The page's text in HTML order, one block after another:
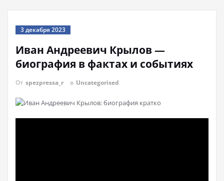
3 декабря 2023
Иван Андреевич Крылов —
биография в фактах и событиях
От spezpressa_r в Uncategorised